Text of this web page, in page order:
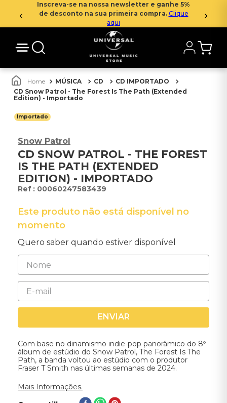
Inscreva-se na nossa newsletter e ganhe 5%
de desconto na sua primeira compra. Clique
aqui
MÚSICA CD
CD IMPORTADO
CD Snow Patrol - The Forest Is The Path (Extended
Edition) - Importado
Importado
Snow Patrol
CD SNOW PATROL - THE FOREST
IS THE PATH (EXTENDED
EDITION) - IMPORTADO
: 00060247583439
Este produto não está disponível no
momento
Quero saber quando estiver disponível
ENVIAR
Com base no dinamismo indie-pop panorâmico do 8º
álbum de estúdio do Snow Patrol, The Forest Is The
Path, a banda voltou ao estúdio com o produtor
Fraser T Smith nas últimas semanas de 2024.
Mais Informações.